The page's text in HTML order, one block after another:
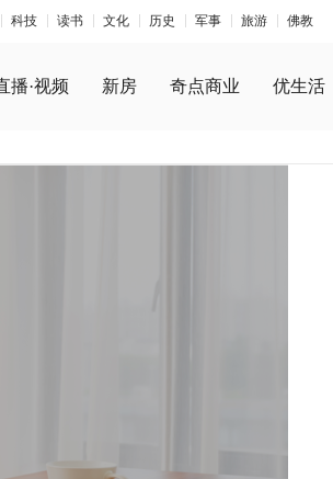
科技 读书 文化 历史 军事 旅游 佛教
播·视频 新房 奇点商业 优生活